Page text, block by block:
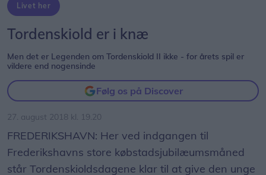
Livet her
Tordenskiold er i knæ
Men det er Legenden om Tordenskiold II ikke - for årets spil er
vildere end nogensinde
Følg os på Discover
27. august 2018 kl. 19.20
FREDERIKSHAVN: Her ved indgangen til
Frederikshavns store købstadsjubilæumsmåned
står Tordenskioldsdagene klar til at give den unge